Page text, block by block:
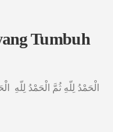
Tumbuh
الْحَمْدُ لِلّهِ ثُمَّ الْحَمْدُ لِلّهِ